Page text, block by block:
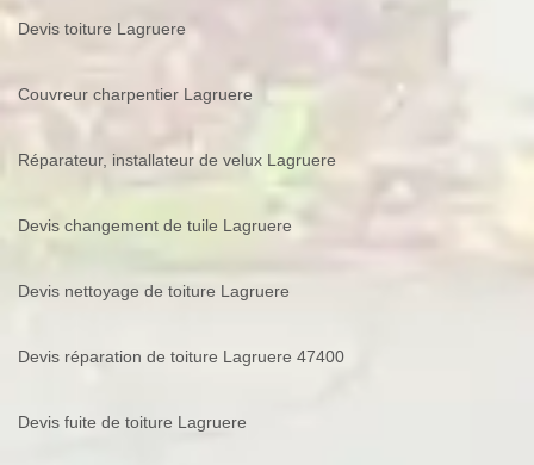
Devis toiture Lagruere
Couvreur charpentier Lagruere
Réparateur, installateur de velux Lagruere
Devis changement de tuile Lagruere
Devis nettoyage de toiture Lagruere
Devis réparation de toiture Lagruere 47400
Devis fuite de toiture Lagruere